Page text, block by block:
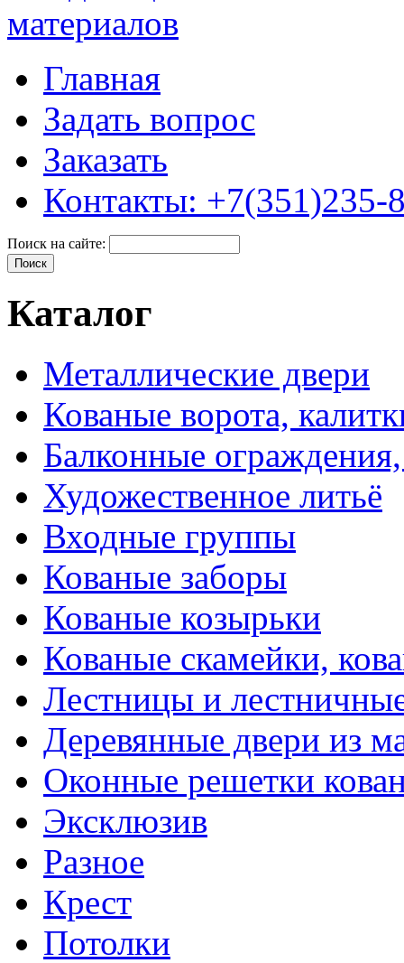
Главная
Задать вопрос
Заказать
Контакты: +7(351)235-
Поиск на сайте:
Каталог
Металлические двери
Кованые ворота,
Балконные
Художественное литьё
Входные группы
Кованые заборы
Кованые козырьки
Кованые скамейки,
Лестницы и
Деревянные двери из
Оконные решетки
Эксклюзив
Разное
Крест
Потолки